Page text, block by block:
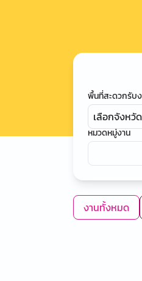
พื้นที่สะดวกรับ
เลือกจังหวัด
หมวดหมู่งาน
งานทั้งหมด